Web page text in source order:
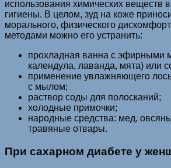
использования химических веществ в
гигиены. В целом, зуд на коже
морального, физического
методами можно его устранить:
прохладная ванна с эфирными
календула, лаванда, мята) или
применение увлажняющего
с мылом;
раствор соды для полосканий;
холодные примочки;
народные средства: мед,
травяные отвары.
При сахарном диабете у